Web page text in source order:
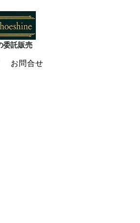
お問合せ
委託販売